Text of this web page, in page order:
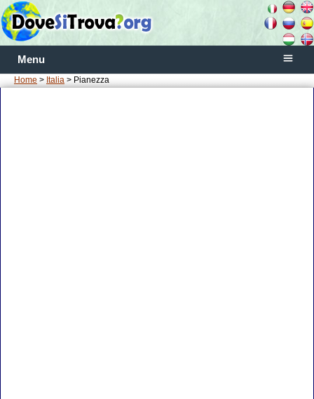
Menu
Home > Italia > Pianezza